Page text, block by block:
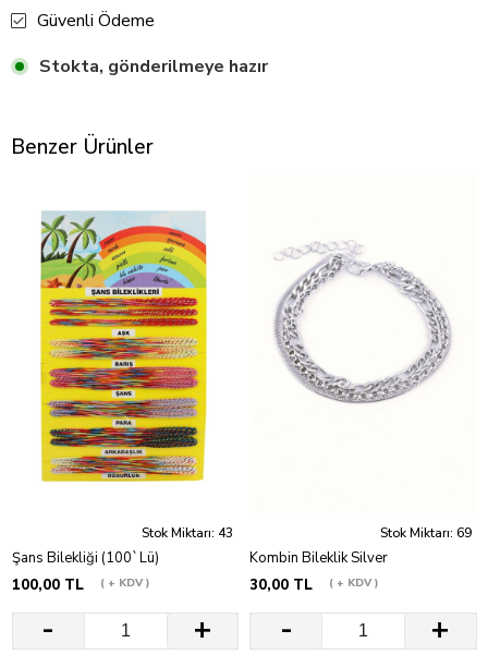
Güvenli Ödeme
Stokta, gönderilmeye hazır
Benzer Ürünler
Stok Miktarı: 43
Şans Bilekliği (100`Lü)
100,00 TL
+ KDV
Stok Miktarı: 69
Kombin Bileklik Silver
30,00 TL
+ KDV